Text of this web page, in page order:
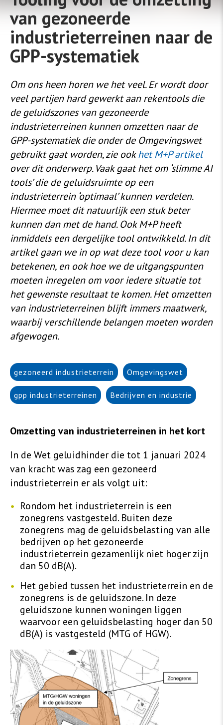
van gezoneerde
industrieterreinen naar de
GPP-systematiek
Om ons heen horen we het veel. Er wordt door
veel partijen hard gewerkt aan rekentools die
de geluidszones van gezoneerde
industrieterreinen kunnen omzetten naar de
GPP-systematiek die onder de Omgevingswet
gebruikt gaat worden, zie ookhet M+P artikel
over dit onderwerp. Vaak gaat het om ‘slimme AI
tools’ die de geluidsruimte op een
industrieterrein ‘optimaal’ kunnen verdelen.
Hiermee moet dit natuurlijk een stuk beter
kunnen dan met de hand. Ook M+P heeft
inmiddels een dergelijke tool ontwikkeld. In dit
artikel gaan we in op wat deze tool voor u kan
betekenen, en ook hoe we de uitgangspunten
moeten inregelen om voor iedere situatie tot
het gewenste resultaat te komen. Het omzetten
van industrieterreinen blijft immers maatwerk,
waarbij verschillende belangen moeten worden
afgewogen.
gezoneerd industrieterrein Omgevingswet
gpp industrieterreinen Bedrijven en industrie
Omzetting van industrieterreinen in het kort
In de Wet geluidhinder die tot 1 januari 2024
van kracht was zag een gezoneerd
industrieterrein er als volgt uit:
Rondom het industrieterrein is een
zonegrens vastgesteld. Buiten deze
zonegrens mag de geluidsbelasting van alle
bedrijven op het gezoneerde
industrieterrein gezamenlijk niet hoger zijn
dan 50 dB(A).
Het gebied tussen het industrieterrein en de
zonegrens is de geluidszone. In deze
geluidszone kunnen woningen liggen
waarvoor een geluidsbelasting hoger dan 50
dB(A) is vastgesteld (MTG of HGW).